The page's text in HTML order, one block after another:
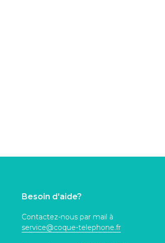
Besoin d'aide?
Contactez-nous par mail à
service@coque-telephone.fr